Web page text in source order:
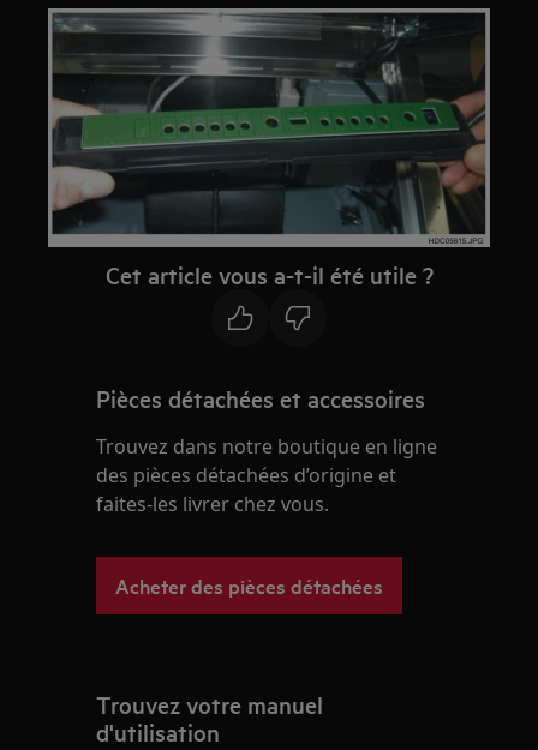
Cet article vous a-t-il été utile ?
Pièces détachées et accessoires
Trouvez dans notre boutique en ligne
des pièces détachées d’origine et
faites-les livrer chez vous.
Acheter des pièces détachées
Trouvez votre manuel
d'utilisation